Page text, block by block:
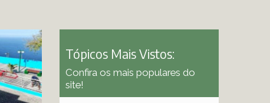
Tópicos Mais Vistos:
Confira os mais populares do
site!